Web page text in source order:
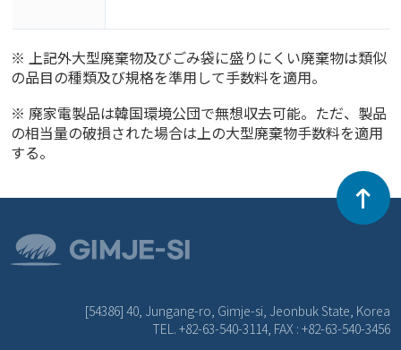
※ 上記外大型廃棄物及びごみ袋に盛りにくい廃棄物は類似
の品目の種類及び規格を準用して手数料を適用。
※ 廃家電製品は韓国環境公団で無想収去可能。ただ、製品
の相当量の破損された場合は上の大型廃棄物手数料を適用
する。
[54386] 40, Jungang-ro, Gimje-si, Jeonbuk State, Korea
TEL. +82-63-540-3114, FAX : +82-63-540-3456